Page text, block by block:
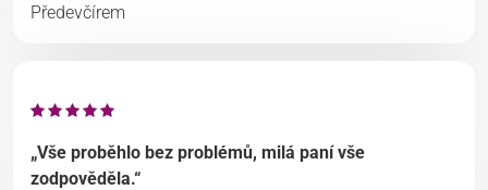
Předevčírem
„Vše proběhlo bez problémů, milá paní vše
zodpověděla.“